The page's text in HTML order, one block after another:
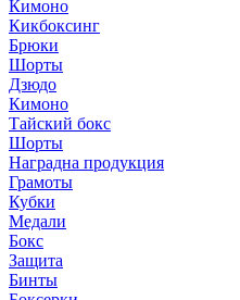
Кимоно
Кикбоксинг
Брюки
Шорты
Дзюдо
Кимоно
Тайский бокс
Шорты
Наградна продукция
Грамоты
Кубки
Медали
Бокс
Защита
Бинты